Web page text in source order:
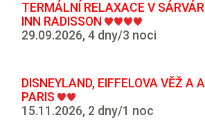
TERMÁLNÍ RELAXACE V
INN RADISSON
29.09.2026, 4 dny/3 noci
DISNEYLAND, EIFFELOVA VĚŽ A
PARIS
15.11.2026, 2 dny/1 noc